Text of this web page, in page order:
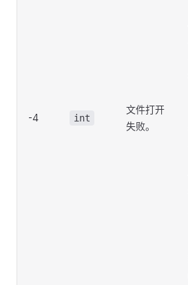
-4 int
文件打开
失败。